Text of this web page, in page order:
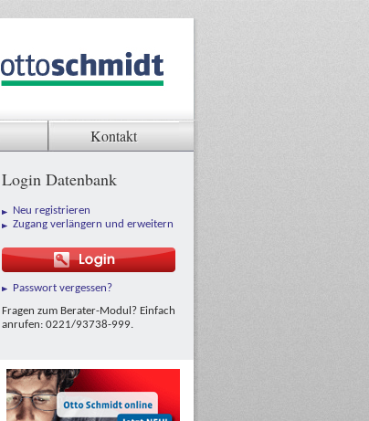
Kontakt
Login Datenbank
Neu registrieren
Zugang verlängern und erweitern
Passwort vergessen?
Fragen zum Berater-Modul? Einfach
anrufen: 0221/93738-999.